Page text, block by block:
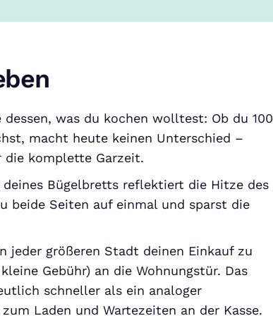
was du kochen wolltest: Ob du 100
macht heute keinen Unterschied –
die komplette Garzeit.
Bügelbretts reflektiert die Hitze des
beide Seiten auf einmal und sparst die
jeder größeren Stadt deinen Einkauf zu
Gebühr) an die Wohnungstür. Das
schneller als ein analoger
Laden und Wartezeiten an der Kasse.